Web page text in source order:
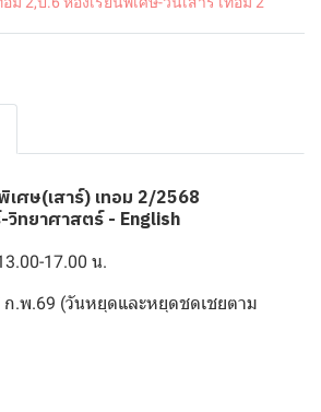
ศษ(เสาร์) เทอม 2/2568
ทยาศาสตร์ - English
17.00 น.
ก.พ.69 (วันหยุดและหยุดชดเชยตาม